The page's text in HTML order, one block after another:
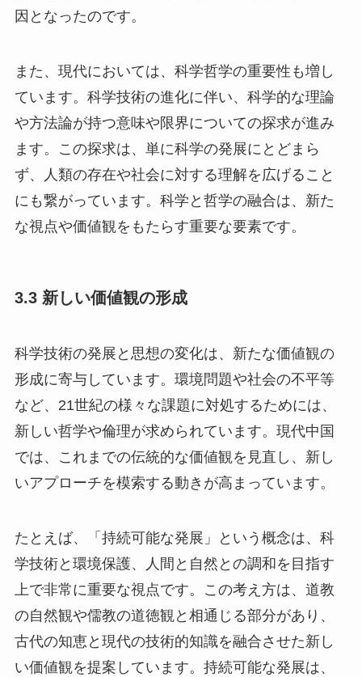
因となったのです。
また、現代においては、科学哲学の重要性も増し
ています。科学技術の進化に伴い、科学的な理論
や方法論が持つ意味や限界についての探求が進み
ます。この探求は、単に科学の発展にとどまら
ず、人類の存在や社会に対する理解を広げること
にも繋がっています。科学と哲学の融合は、新た
な視点や価値観をもたらす重要な要素です。
3.3 新しい価値観の形成
科学技術の発展と思想の変化は、新たな価値観の
形成に寄与しています。環境問題や社会の不平等
など、21世紀の様々な課題に対処するためには、
新しい哲学や倫理が求められています。現代中国
では、これまでの伝統的な価値観を見直し、新し
いアプローチを模索する動きが高まっています。
たとえば、「持続可能な発展」という概念は、科
学技術と環境保護、人間と自然との調和を目指す
上で非常に重要な視点です。この考え方は、道教
の自然観や儒教の道徳観と相通じる部分があり、
古代の知恵と現代の技術的知識を融合させた新し
い価値観を提案しています。持続可能な発展は、